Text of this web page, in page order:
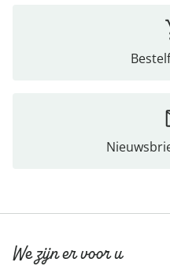
We zijn er voor u